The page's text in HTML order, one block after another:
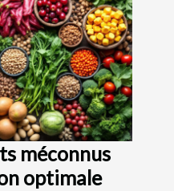
méconnus
optimale